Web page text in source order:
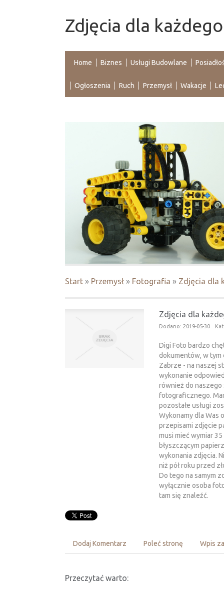
Zdjęcia dla każdego
Home Biznes Usługi Budowlane
Ogłoszenia Ruch Przemysł Wakacje
Start » Przemysł » Fotografia » Zdjęcia dla
Zdjęcia dla
Dodano: 2019-05-30
Digi Foto bardzo
dokumentów, w tym
Zabrze - na naszej
wykonanie
również do
fotograficznego.
pozostałe usługi
Wykonamy dla Was
przepisami zdjęcie
musi mieć wymiar
błyszczącym
wykonania zdjęcia.
niż pół roku przed
Do tego na samym
wyłącznie osoba
tam się znaleźć.
Dodaj Komentarz Poleć stronę Wpis
Przeczytać warto: